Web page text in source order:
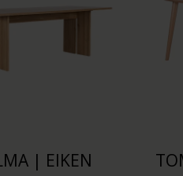
| EIKEN